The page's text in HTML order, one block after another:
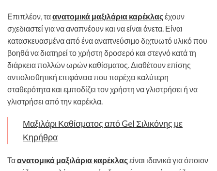
Επιπλέον, ταανατομικά μαξιλάρια καρέκλαςέχουν
σχεδιαστεί για να αναπνέουν και να είναι άνετα. Είναι
κατασκευασμένα από ένα αναπνεύσιμο διχτυωτό υλικό που
βοηθά να διατηρεί το χρήστη δροσερό και στεγνό κατά τη
διάρκεια πολλών ωρών καθίσματος. Διαθέτουν επίσης
αντιολισθητική επιφάνεια που παρέχει καλύτερη
σταθερότητα και εμποδίζει τον χρήστη να γλιστρήσει ή να
γλιστρήσει από την καρέκλα.
Μαξιλάρι Καθίσματος από Gel Σιλικόνης με
Κηρήθρα
Ταανατομικά μαξιλάρια καρέκλαςείναι ιδανικά για όποιον